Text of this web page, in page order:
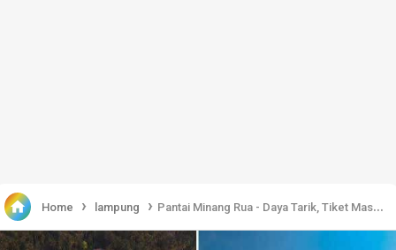
 Home › lampung › Pantai Minang Rua - Daya Tarik, Tiket Masuk, Aktivitas & Rute Lokasi